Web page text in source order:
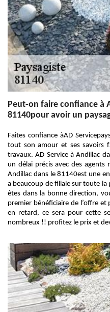
Peut-on faire confiance à
81140pour avoir un
Faites confiance àAD
tout son amour et ses savoirs
travaux. AD Service à Andillac
un délai précis avec des agents
Andillac dans le 81140est une
a beaucoup de filiale sur toute la
êtes dans la bonne direction,
premier bénéficiaire de l’offre et
en retard, ce sera pour cette
nombreux !! profitez le prix et